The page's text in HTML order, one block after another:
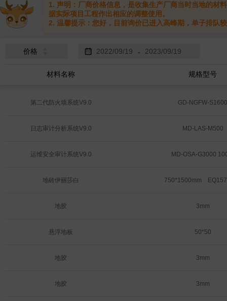
1. 声明：厂商价格信息，是收集生产厂商当时当地的材
据实际项目工程作出相应的调整使用。
2. 温馨提示：您好，目前询价已进入高峰期，单子排队
价格 -
材料名称 规格型号
第二代防火墙系统V9.0 GD-NGFW-S1600
日志审计分析系统V9.0 MD-LAS-M500
运维安全审计系统V9.0 MD-OSA-G3000
地砖伊丽莎白 750*1500mm
地胶 3mm
悬浮地板 50*50
地胶 3mm
地胶 3mm